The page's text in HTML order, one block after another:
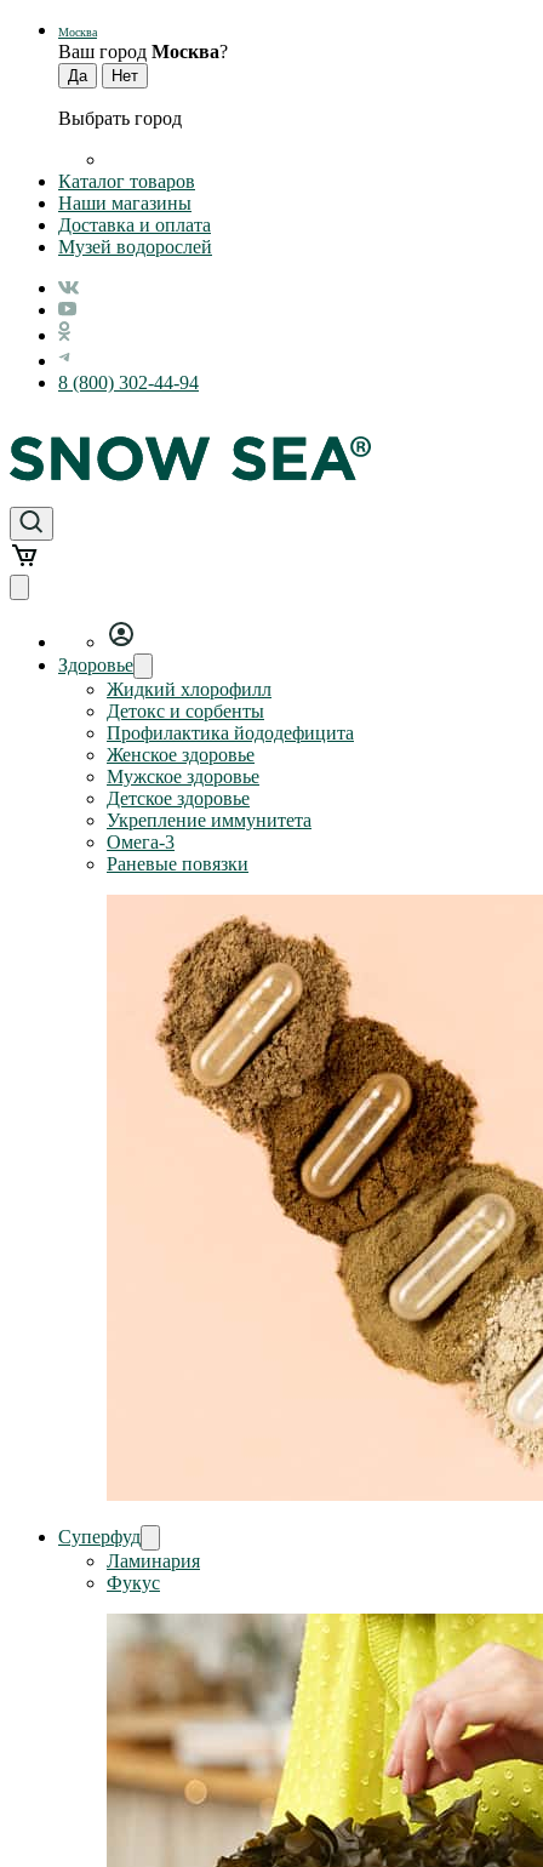
Москва
Ваш город Москва?
Выбрать город
Каталог товаров
Наши магазины
Доставка и оплата
Музей водорослей
8 (800) 302-44-94
Здоровье
Жидкий хлорофилл
Детокс и сорбенты
Профилактика йододефицита
Женское здоровье
Мужское здоровье
Детское здоровье
Укрепление иммунитета
Омега-3
Раневые повязки
Суперфуд
Ламинария
Фукус